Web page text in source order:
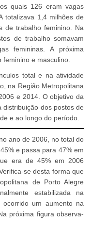
quais 126 eram vagas
totalizava 1,4 milhões de
de trabalho feminino. Na
de trabalho somavam
femininas. A próxima
e masculino.
total e na atividade
na Região Metropolitana
e 2014. O objetivo da
dos postos de
e ao longo do período.
ano de 2006, no total do
e passa para 47% em
era de 45% em 2006
se desta forma que
de Porto Alegre
estabilizada na
um aumento na
próxima figura observa-